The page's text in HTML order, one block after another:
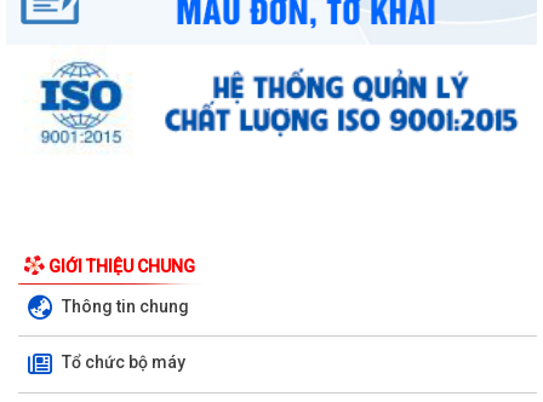
GIỚI THIỆU CHUNG
Thông tin chung
Tổ chức bộ máy